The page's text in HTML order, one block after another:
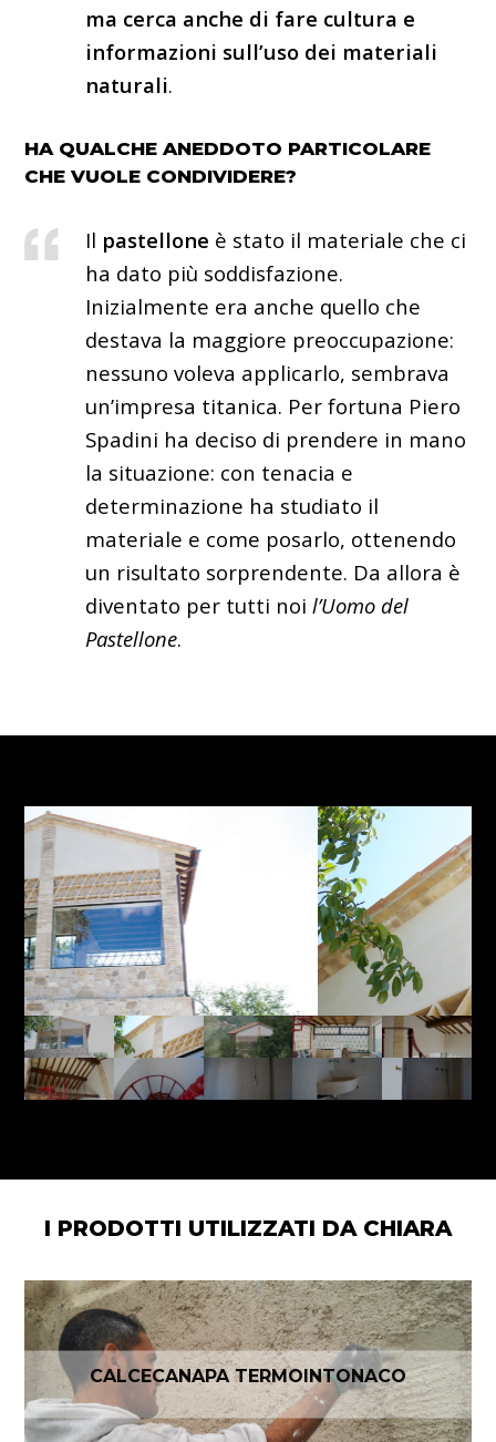
ma cerca anche di fare cultura e
informazioni sull’uso dei materiali
naturali.
HA QUALCHE ANEDDOTO PARTICOLARE
CHE VUOLE CONDIVIDERE?
Il pastellone è stato il materiale che ci
ha dato più soddisfazione.
Inizialmente era anche quello che
destava la maggiore preoccupazione:
nessuno voleva applicarlo, sembrava
un’impresa titanica. Per fortuna Piero
Spadini ha deciso di prendere in mano
la situazione: con tenacia e
determinazione ha studiato il
materiale e come posarlo, ottenendo
un risultato sorprendente. Da allora è
diventato per tutti noi l’Uomo del
Pastellone.
I PRODOTTI UTILIZZATI DA CHIARA
CALCECANAPA TERMOINTONACO